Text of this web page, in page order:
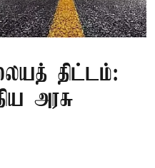
திட்டம்:
அரசு